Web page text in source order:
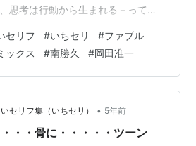
思考は行動から生まれる－って
ス) より 「思考は行動から生まれ
インドである理由 2019年、第１部
久作「ザ・ファブル」が、さらに
々の大帰…
セリフ #いちセリ #ファブル
ックス #南勝久 #岡田准一
セリフ集（いちセリ） • 5年前
・・・骨に・・・・・ツーン